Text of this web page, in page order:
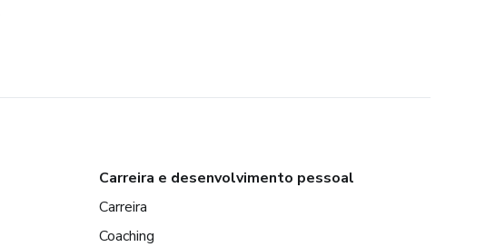
Carreira e desenvolvimento pessoal
Carreira
Coaching